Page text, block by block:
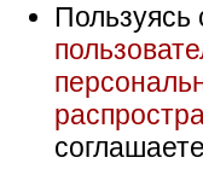
Пользуясь